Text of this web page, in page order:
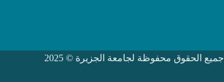
جميع الحقوق محفوظة لجامعة الجزيرة © 2025